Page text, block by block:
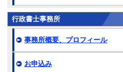
行政書士事務所
事務所概要、プロフィール
お申込み